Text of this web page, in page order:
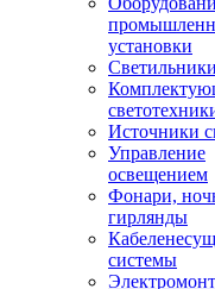
установки
Светильники
Источники
Управление
освещением
Фонари,
гирлянды
системы